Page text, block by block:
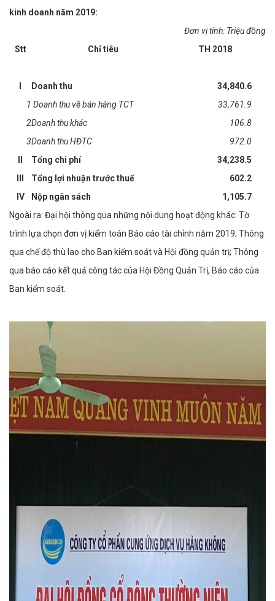
kinh doanh năm 2019:
Đơn vị tính: Triệu đồng
Stt
Chỉ tiêu TH 2018
Doanh thu 34,840.6
1 Doanh thu về bán hàng TCT
33,761.9
2Doanh thu khác
106.8
3Doanh thu HĐTC
972.0
Tổng chi phí 34,238.5
Tổng lợi nhuận trước thuế
602.2
IV
Nộp ngân sách
1,105.7
Ngoài ra: Đại hội thông qua những nội dung hoạt động khác: Tờ
trình lựa chọn đơn vị kiểm toán Báo cáo tài chỉnh năm 2019; Thông
qua chế độ thù lao cho Ban kiểm soát và Hội đồng quản trị; Thông
qua báo cáo kết quả công tác của Hội Đồng Quản Trị, Báo cáo của
Ban kiểm soát.